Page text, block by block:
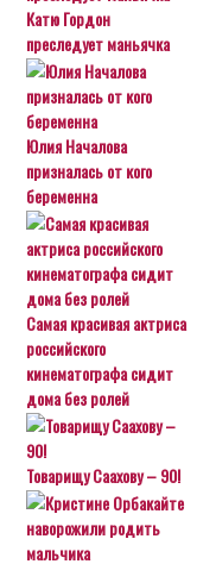
Катю Гордон
преследует маньячка
Юлия Началова
призналась от кого
беременна
Самая красивая актриса
российского
кинематографа сидит
дома без ролей
Товарищу Саахову – 90!